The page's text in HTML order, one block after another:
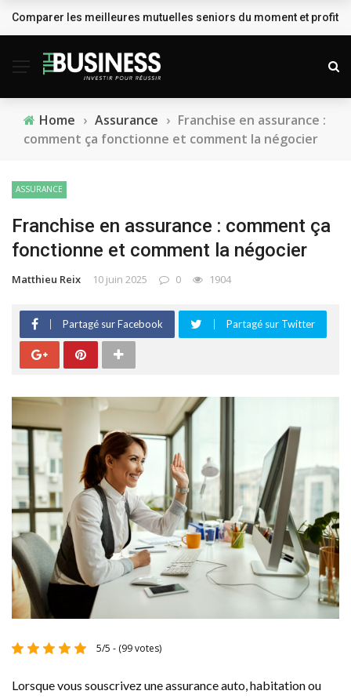
BREAKING NEWS
Comparer les meilleures mutuelles seniors du moment et
Home › Assurance › Franchise en assurance :
comment ça fonctionne et comment la négocier
ASSURANCE
Franchise en assurance : comment ça
fonctionne et comment la négocier
Matthieu Reix 10 juin 2025 0 1904
Partagé sur Facebook Partagé sur Twitter
5/5 - (99 votes)
Lorsque vous souscrivez une assurance auto, habitation ou